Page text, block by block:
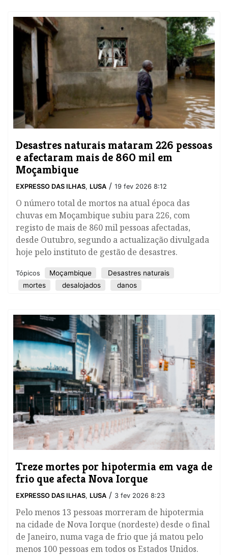
Desastres naturais mataram 226 pessoas
e afectaram mais de 860 mil em
Moçambique
EXPRESSO DAS ILHAS, LUSA / 19 fev 2026 8:12
O número total de mortos na atual época das
chuvas em Moçambique subiu para 226, com
registo de mais de 860 mil pessoas afectadas,
desde Outubro, segundo a actualização divulgada
hoje pelo instituto de gestão de desastres.
Tópicos Moçambique
Desastres naturais
mortes
desalojados danos
Treze mortes por hipotermia em vaga de
frio que afecta Nova Iorque
EXPRESSO DAS ILHAS, LUSA / 3 fev 2026 8:23
Pelo menos 13 pessoas morreram de hipotermia
na cidade de Nova Iorque (nordeste) desde o final
de Janeiro, numa vaga de frio que já matou pelo
menos 100 pessoas em todos os Estados Unidos.